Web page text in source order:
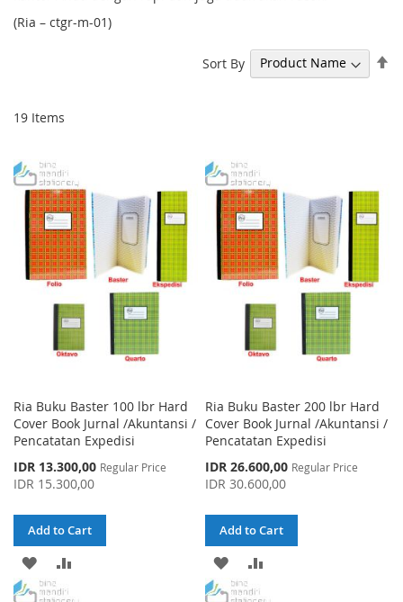
(Ria – ctgr-m-01)
19 Items
Sort By
Ria Buku Baster 100 lbr Hard
Cover Book Jurnal /Akuntansi /
Pencatatan Expedisi
Special
Price
IDR 13.300,00 Regular Price
IDR 15.300,00
Add to Cart
ADD
TO
Ria Buku Baster 200 lbr Hard
Cover Book Jurnal /Akuntansi /
Pencatatan Expedisi
Special
Price
IDR 26.600,00 Regular Price
IDR 30.600,00
Add to Cart
ADD
TO